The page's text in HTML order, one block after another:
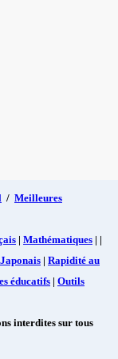
/ Meilleures
| Mathématiques | |
Japonais | Rapidité au
éducatifs | Outils
interdites sur tous